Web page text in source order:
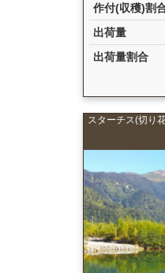
作付(収穫)割
出荷量
出荷量割合
スターチス(切り